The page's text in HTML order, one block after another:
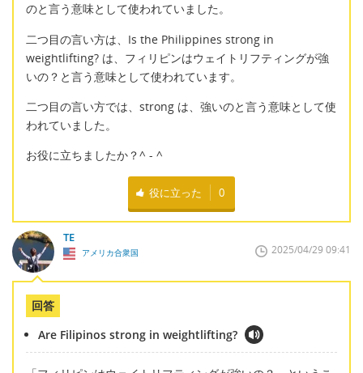
のと言う意味として使われていました。
二つ目の言い方は、Is the Philippines strong in
weightlifting? は、フィリピンはウェイトリフティングが強
いの？と言う意味として使われています。
二つ目の言い方では、strong は、強いのと言う意味として使
われていました。
お役に立ちましたか？^ - ^
役に立った 0
TE
アメリカ合衆国 2025/04/29 09:41
回答
Are Filipinos strong in weightlifting?